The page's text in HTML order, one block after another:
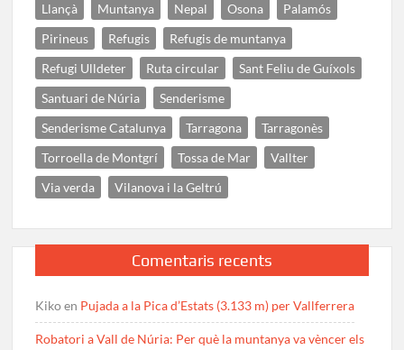
Llançà
Muntanya Nepal Osona
Palamós
Pirineus
Refugis
Refugis de muntanya
Refugi Ulldeter
Ruta circular
Sant Feliu de Guíxols
Santuari de Núria
Senderisme
Senderisme Catalunya
Tarragona
Tarragonès
Torroella de Montgrí
Tossa de Mar
Vallter
Via verda
Vilanova i la Geltrú
Comentaris recents
Kikoen Pujada a la Pica d’Estats (3.133 m) per Vallferrera
Robatori a Vall de Núria: Per què la muntanya va vèncer els